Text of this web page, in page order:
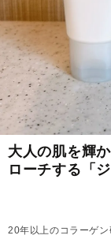
大人の肌を輝
ローチする「
20年以上のコラーゲ